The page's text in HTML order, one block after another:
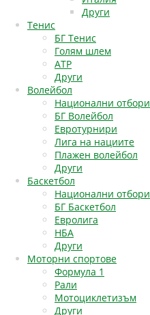
Други
Тенис
БГ Тенис
Голям шлем
АТР
Други
Волейбол
Национални отбори
БГ Волейбол
Евротурнири
Лига на нациите
Плажен волейбол
Други
Баскетбол
Национални отбори
БГ Баскетбол
Евролига
НБА
Други
Моторни спортове
Формула 1
Рали
Мотоциклетизъм
Други